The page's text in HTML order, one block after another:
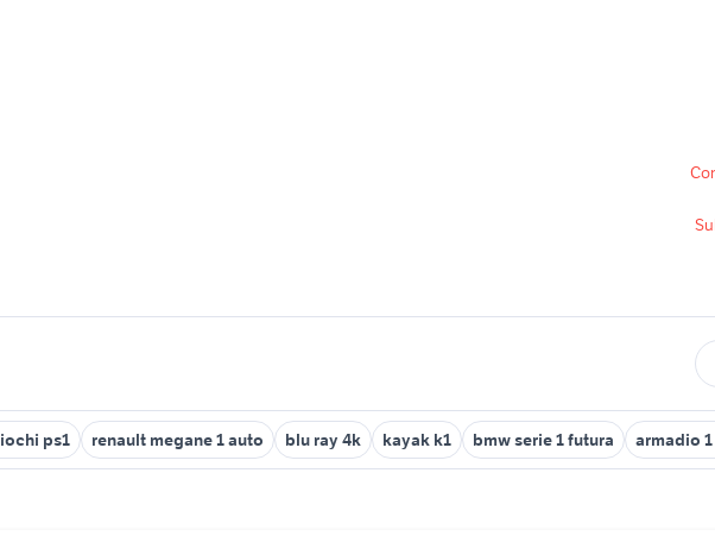
ps1 renault megane 1 auto blu ray 4k kayak k1 bmw serie 1 futura armadio